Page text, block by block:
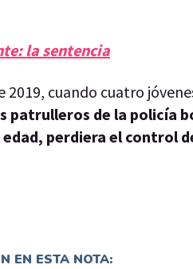
la sentencia
cuando cuatro
patrulleros de la policía
perdiera el control
EN ESTA NOTA: